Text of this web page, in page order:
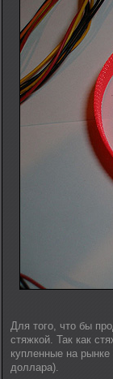
Для того, что бы
стяжкой. Так как
купленные на
доллара).